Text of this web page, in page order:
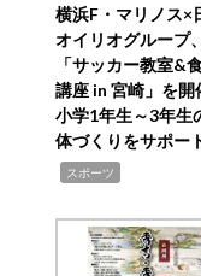
横浜F・マリノス×
オイリオグループ、
「サッカー教室&
講座 in 宮崎」を
小学1年生～3年生
体づくりをサポー
スポーツ